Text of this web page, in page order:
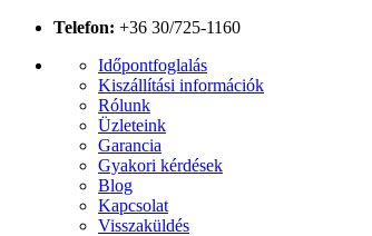
Telefon: +36 30/725-1160
Időpontfoglalás
Kiszállítási információk
Rólunk
Üzleteink
Garancia
Gyakori kérdések
Blog
Kapcsolat
Visszaküldés